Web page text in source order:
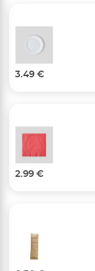
3.49 €
2.99 €